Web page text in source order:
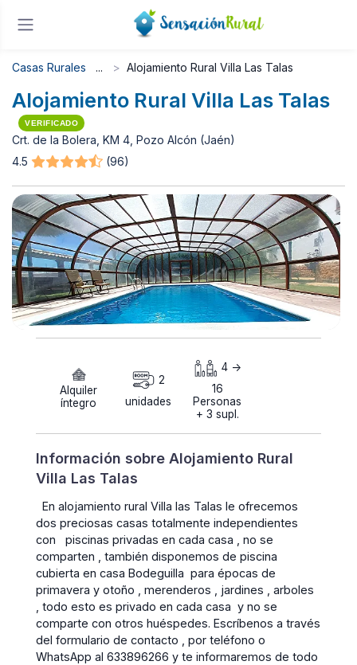
Casas Rurales Alojamiento Rural Villa Las Talas
Alojamiento Rural Villa Las Talas
VERIFICADO
Crt. de la Bolera, KM 4, Pozo Alcón (Jaén)
4.5
(96)
Alquiler
íntegro
2
unidades
4 ->
16
Personas
+ 3 supl.
Información sobre Alojamiento Rural
Villa Las Talas
En alojamiento rural Villa las Talas le ofrecemos
dos preciosas casas totalmente independientes
con piscinas privadas en cada casa , no se
comparten , también disponemos de piscina
cubierta en casa Bodeguilla para épocas de
primavera y otoño , merenderos , jardines , arboles
, todo esto es privado en cada casa y no se
comparte con otros huéspedes. Escríbenos a través
del formulario de contacto , por teléfono o
WhatsApp al 633896266 y te informaremos de todo